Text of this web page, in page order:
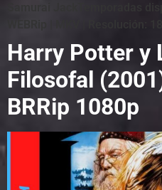
Harry Potter y
Filosofal
BRRip 1080p